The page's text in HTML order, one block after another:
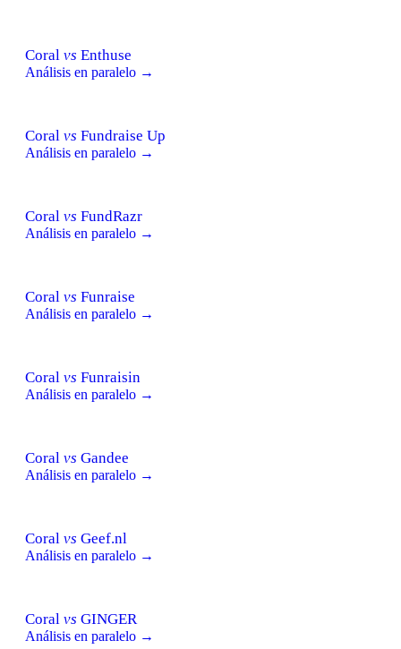
Coral vs Enthuse
Análisis en paralelo →
Coral vs Fundraise Up
Análisis en paralelo →
Coral vs FundRazr
Análisis en paralelo →
Coral vs Funraise
Análisis en paralelo →
Coral vs Funraisin
Análisis en paralelo →
Coral vs Gandee
Análisis en paralelo →
Coral vs Geef.nl
Análisis en paralelo →
Coral vs GINGER
Análisis en paralelo →